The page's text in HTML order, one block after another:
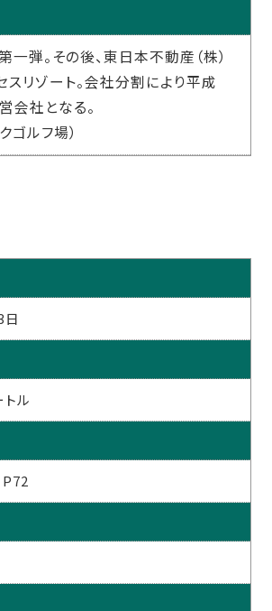
弾。その後、東日本不動産（株）
スリゾート。会社分割により平成
会社となる。
ゴルフ場）
ル